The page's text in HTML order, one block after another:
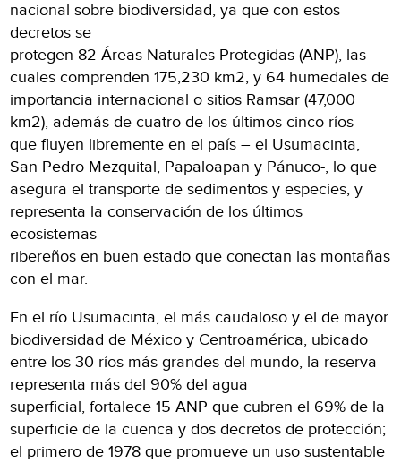
nacional sobre biodiversidad, ya que con estos
decretos se
protegen 82 Áreas Naturales Protegidas (ANP), las
cuales comprenden 175,230 km2, y 64 humedales de
importancia internacional o sitios Ramsar (47,000
km2), además de cuatro de los últimos cinco ríos
que fluyen libremente en el país – el Usumacinta,
San Pedro Mezquital, Papaloapan y Pánuco-, lo que
asegura el transporte de sedimentos y especies, y
representa la conservación de los últimos
ecosistemas
ribereños en buen estado que conectan las montañas
con el mar.
En el río Usumacinta, el más caudaloso y el de mayor
biodiversidad de México y Centroamérica, ubicado
entre los 30 ríos más grandes del mundo, la reserva
representa más del 90% del agua
superficial, fortalece 15 ANP que cubren el 69% de la
superficie de la cuenca y dos decretos de protección;
el primero de 1978 que promueve un uso sustentable